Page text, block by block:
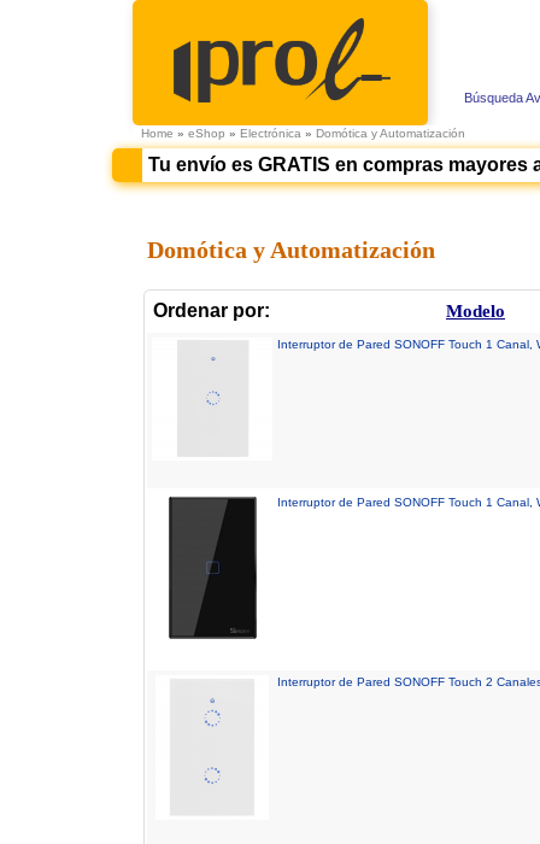
Búsqueda
Home » eShop » Electrónica » Domótica y Automatización
Tu envío es GRATIS en compras mayores
Domótica y Automatización
Ordenar por: Modelo
Interruptor de Pared SONOFF Touch 1 Canal,
Interruptor de Pared SONOFF Touch 1 Canal,
Interruptor de Pared SONOFF Touch 2